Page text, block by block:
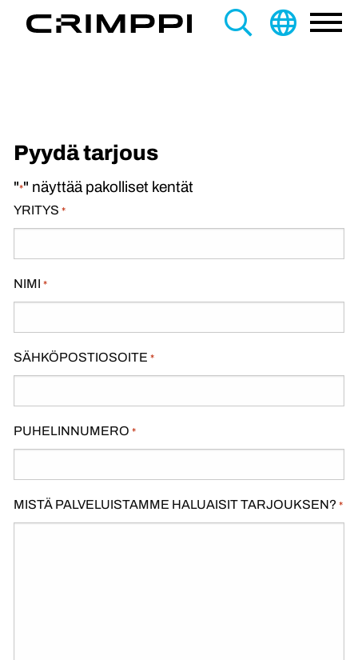
Pyydä tarjous
"*" näyttää pakolliset kentät
YRITYS *
NIMI *
SÄHKÖPOSTIOSOITE *
PUHELINNUMERO *
MISTÄ PALVELUISTAMME HALUAISIT TARJOUKSEN? *